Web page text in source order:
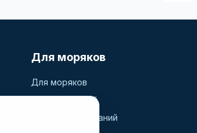
Для моряков
Для моряков
Поиск вакансий
Просмотр компаний